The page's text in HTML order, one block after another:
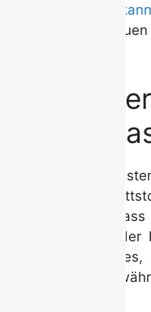
wo
benötigen,
1.
Einer der
Fähigkeit, den
haben gezeigt,
bedeutet, dass der
Gleichzeitig hilft
was besonders